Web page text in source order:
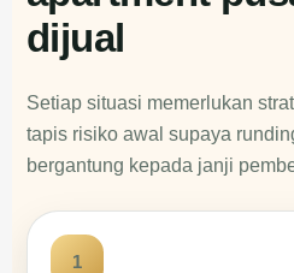
dijual
Setiap situasi memerlukan
tapis risiko awal supaya
bergantung kepada janji
1